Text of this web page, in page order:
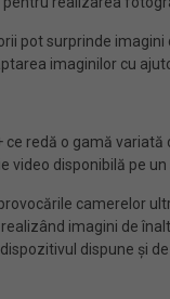
surprinde
imaginilor cu
redă o gamă
disponibilă pe un
camerelor
imagini de
dispune și